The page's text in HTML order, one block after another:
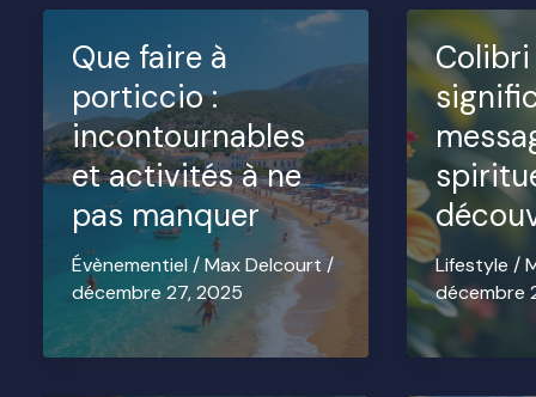
Que faire à
porticcio :
incontournables
et activités à ne
pas manquer
Évènementiel/Max Delcourt/
décembre 27, 2025
Colibri
Lifestyle /
décembre